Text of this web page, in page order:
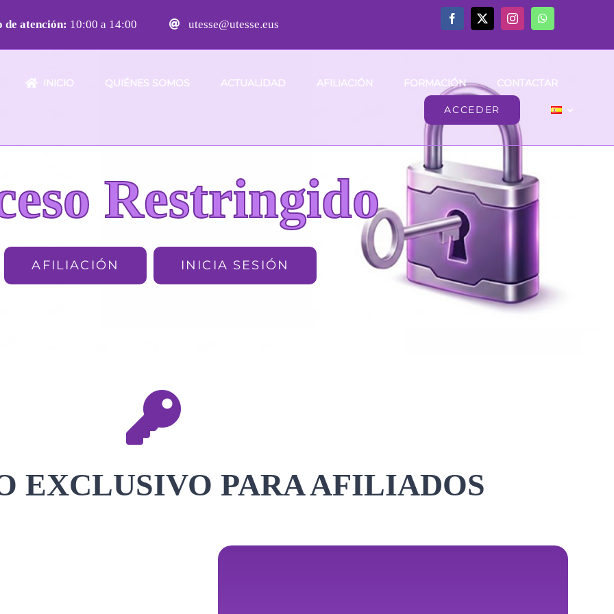
atención: 10:00 a 14:00 utesse@utesse.eus
INICIO QUIÉNES SOMOS ACTUALIDAD AFILIACIÓN FORMACIÓN CONTACTAR
ACCEDER
Restringido
AFILIACIÓN INICIA SESIÓN
EXCLUSIVO PARA AFILIADOS